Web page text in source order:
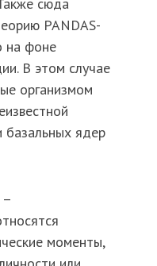
PANDAS-
на фоне
В этом случае
организмом
базальных ядер
–
моменты,